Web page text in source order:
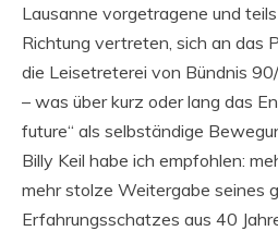
Lausanne vorgetragene und
Richtung vertreten, sich an das
die Leisetreterei von Bündnis
– was über kurz oder lang das
future“ als selbständige
Billy Keil habe ich empfohlen:
mehr stolze Weitergabe seines
Erfahrungsschatzes aus 40